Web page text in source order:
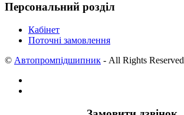
Персональний розділ
Кабінет
Поточні замовлення
© Автопромпідшипник - All Rights Reserved